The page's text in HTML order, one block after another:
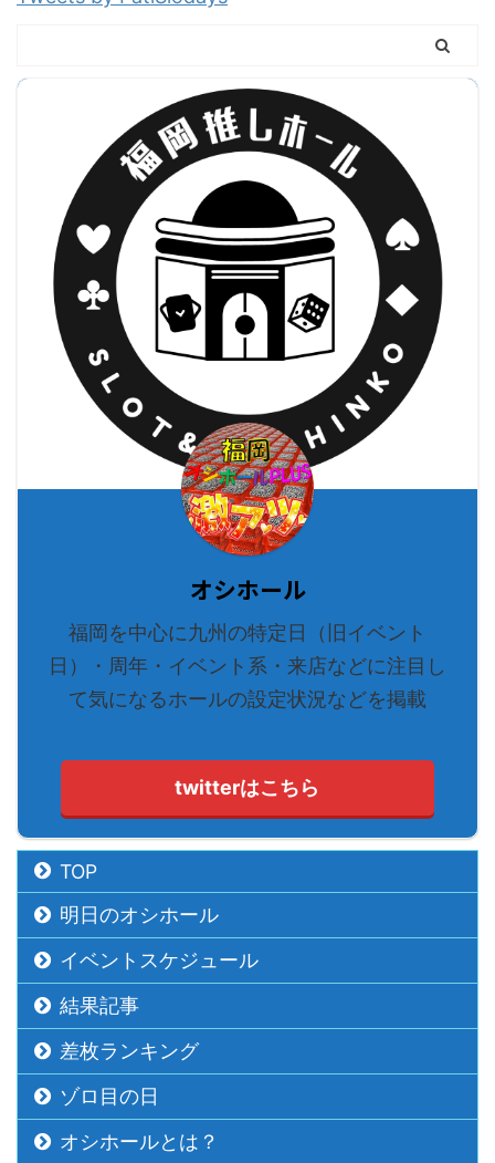
オシホール
福岡を中心に九州の特定日（旧イベント
日）・周年・イベント系・来店などに注目し
て気になるホールの設定状況などを掲載
twitterはこちら
TOP
明日のオシホール
イベントスケジュール
結果記事
差枚ランキング
ゾロ目の日
オシホールとは？